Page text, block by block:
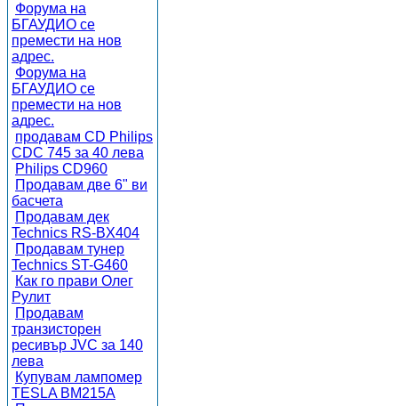
Форума на
БГАУДИО се
премести на нов
адрес.
Форума на
БГАУДИО се
премести на нов
адрес.
продавам CD Philips
CDC 745 за 40 лева
Philips CD960
Продавам две 6" ви
басчета
Продавам дек
Technics RS-BX404
Продавам тунер
Technics ST-G460
Как го прави Олег
Рулит
Продавам
транзисторен
ресивър JVC за 140
лева
Купувам лампомер
TESLA BM215A